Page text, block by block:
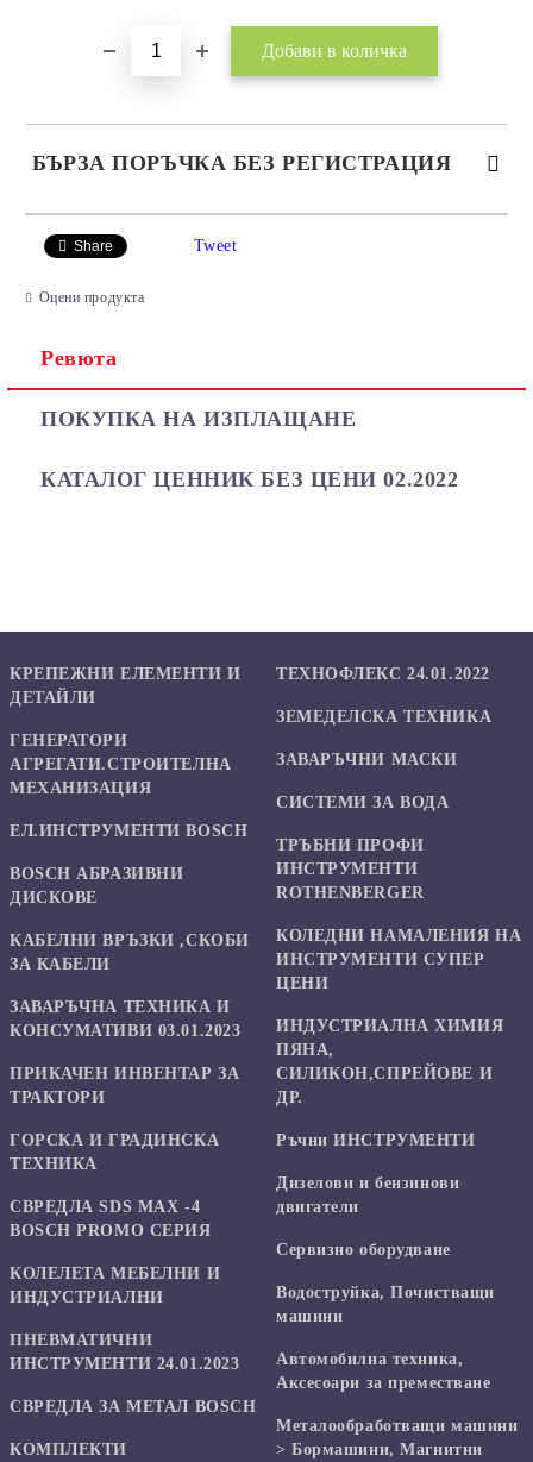
БЪРЗА ПОРЪЧКА БЕЗ РЕГИСТРАЦИЯ
Ние ще се свържем с вас в рамките на работния ден.
Share Tweet
Оцени продукта
Ревюта
ПОКУПКА НА ИЗПЛАЩАНЕ
КАТАЛОГ ЦЕННИК БЕЗ ЦЕНИ 02.2022
КРЕПЕЖНИ ЕЛЕМЕНТИ И
ДЕТАЙЛИ
ГЕНЕРАТОРИ
АГРЕГАТИ.СТРОИТЕЛНА
МЕХАНИЗАЦИЯ
ЕЛ.ИНСТРУМЕНТИ BOSCH
BOSCH АБРАЗИВНИ
ДИСКОВЕ
КАБЕЛНИ ВРЪЗКИ ,СКОБИ
ЗА КАБЕЛИ
ЗАВАРЪЧНА ТЕХНИКА И
КОНСУМАТИВИ 03.01.2023
ПРИКАЧЕН ИНВЕНТАР ЗА
ТРАКТОРИ
ГОРСКА И ГРАДИНСКА
ТЕХНИКА
СВРЕДЛА SDS MAX -4
BOSCH PROMO СЕРИЯ
КОЛЕЛЕТА МЕБЕЛНИ И
ИНДУСТРИАЛНИ
ПНЕВМАТИЧНИ
ИНСТРУМЕНТИ 24.01.2023
СВРЕДЛА ЗА МЕТАЛ BOSCH
КОМПЛЕКТИ
ТЕХНОФЛЕКС 24.01.2022
ЗЕМЕДЕЛСКА ТЕХНИКА
ЗАВАРЪЧНИ МАСКИ
СИСТЕМИ ЗА ВОДА
ТРЪБНИ ПРОФИ
ИНСТРУМЕНТИ
ROTHENBERGER
КОЛЕДНИ НАМАЛЕНИЯ НА
ИНСТРУМЕНТИ СУПЕР
ЦЕНИ
ИНДУСТРИАЛНА ХИМИЯ
ПЯНА,
СИЛИКОН,СПРЕЙОВЕ И
ДР.
Ръчни ИНСТРУМЕНТИ
Дизелови и бензинови
двигатели
Сервизно оборудване
Водоструйка, Почистващи
машини
Автомобилна техника,
Аксесоари за преместване
Mеталообработващи машини
> Бормашини, Магнитни